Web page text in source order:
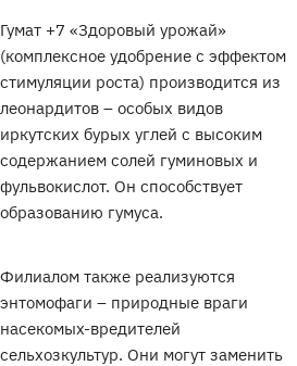
Гумат +7 «Здоровый урожай»
(комплексное удобрение с эффектом
стимуляции роста) производится из
леонардитов – особых видов
иркутских бурых углей с высоким
содержанием солей гуминовых и
фульвокислот. Он способствует
образованию гумуса.
Филиалом также реализуются
энтомофаги – природные враги
насекомых-вредителей
сельхозкультур. Они могут заменить